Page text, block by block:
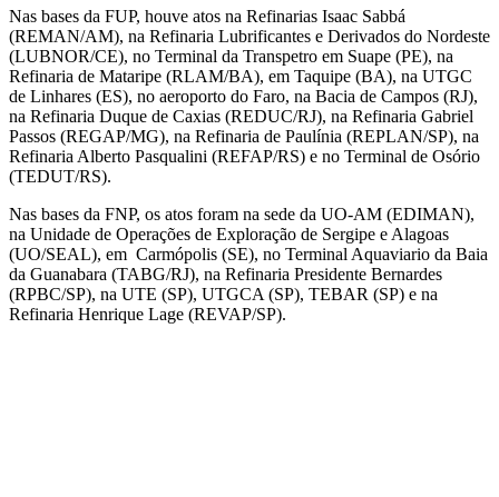
Nas bases da FUP, houve atos na Refinarias Isaac Sabbá
(REMAN/AM), na Refinaria Lubrificantes e Derivados do Nordeste
(LUBNOR/CE), no Terminal da Transpetro em Suape (PE), na
Refinaria de Mataripe (RLAM/BA), em Taquipe (BA), na UTGC
de Linhares (ES), no aeroporto do Faro, na Bacia de Campos (RJ),
na Refinaria Duque de Caxias (REDUC/RJ), na Refinaria Gabriel
Passos (REGAP/MG), na Refinaria de Paulínia (REPLAN/SP), na
Refinaria Alberto Pasqualini (REFAP/RS) e no Terminal de Osório
(TEDUT/RS).
Nas bases da FNP, os atos foram na sede da UO-AM (EDIMAN),
na Unidade de Operações de Exploração de Sergipe e Alagoas
(UO/SEAL), em Carmópolis (SE), no Terminal Aquaviario da Baia
da Guanabara (TABG/RJ), na Refinaria Presidente Bernardes
(RPBC/SP), na UTE (SP), UTGCA (SP), TEBAR (SP) e na
Refinaria Henrique Lage (REVAP/SP).